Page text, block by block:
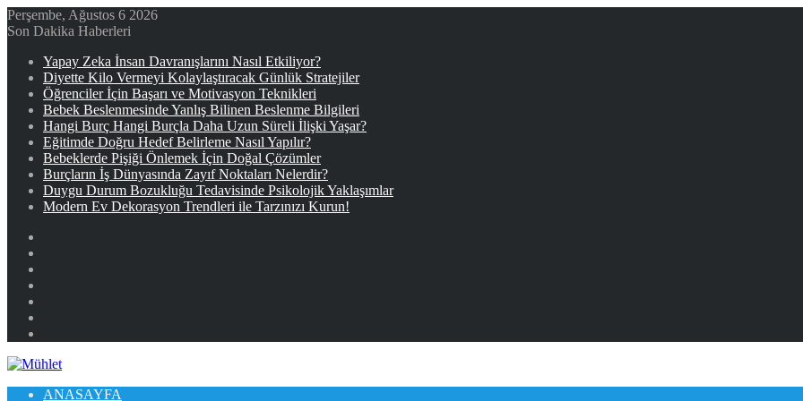
Perşembe, Ağustos 6 2026
Son Dakika Haberleri
Yapay Zeka İnsan Davranışlarını Nasıl Etkiliyor?
Diyette Kilo Vermeyi Kolaylaştıracak Günlük Stratejiler
Öğrenciler İçin Başarı ve Motivasyon Teknikleri
Bebek Beslenmesinde Yanlış Bilinen Beslenme Bilgileri
Hangi Burç Hangi Burçla Daha Uzun Süreli İlişki Yaşar?
Eğitimde Doğru Hedef Belirleme Nasıl Yapılır?
Bebeklerde Pişiği Önlemek İçin Doğal Çözümler
Burçların İş Dünyasında Zayıf Noktaları Nelerdir?
Duygu Durum Bozukluğu Tedavisinde Psikolojik Yaklaşımlar
Modern Ev Dekorasyon Trendleri ile Tarzınızı Kurun!
ANASAYFA